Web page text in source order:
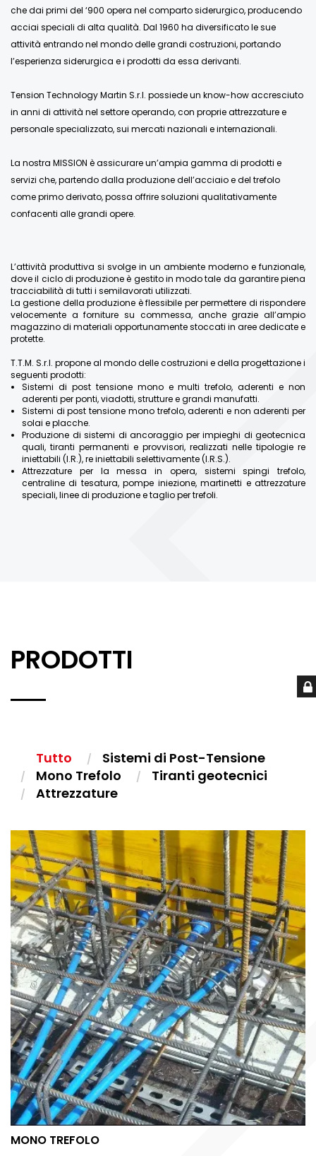
che dai primi del ‘900 opera nel comparto siderurgico, producendo
acciai speciali di alta qualità. Dal 1960 ha diversificato le sue
attività entrando nel mondo delle grandi costruzioni, portando
l’esperienza siderurgica e i prodotti da essa derivanti.
Tension Technology Martin S.r.l. possiede un know-how accresciuto
in anni di attività nel settore operando, con proprie attrezzature e
personale specializzato, sui mercati nazionali e internazionali.
La nostra MISSION è assicurare un’ampia gamma di prodotti e
servizi che, partendo dalla produzione dell’acciaio e del trefolo
come primo derivato, possa offrire soluzioni qualitativamente
confacenti alle grandi opere.
L’attività produttiva si svolge in un ambiente moderno e funzionale,
dove il ciclo di produzione è gestito in modo tale da garantire piena
tracciabilità di tutti i semilavorati utilizzati.
La gestione della produzione è flessibile per permettere di rispondere
velocemente a forniture su commessa, anche grazie all’ampio
magazzino di materiali opportunamente stoccati in aree dedicate e
protette.
T.T.M. S.r.l. propone al mondo delle costruzioni e della progettazione i
seguenti prodotti:
Sistemi di post tensione mono e multi trefolo, aderenti e non
aderenti per ponti, viadotti, strutture e grandi manufatti.
Sistemi di post tensione mono trefolo, aderenti e non aderenti per
solai e placche.
Produzione di sistemi di ancoraggio per impieghi di geotecnica
quali, tiranti permanenti e provvisori, realizzati nelle tipologie re
iniettabili (I.R.), re iniettabili selettivamente (I.R.S.).
Attrezzature per la messa in opera, sistemi spingi trefolo,
centraline di tesatura, pompe iniezione, martinetti e attrezzature
speciali, linee di produzione e taglio per trefoli.
PRODOTTI
Tutto
Sistemi di Post-Tensione
Mono Trefolo
Tiranti geotecnici
Attrezzature
MONO TREFOLO
MONO TREFOLO